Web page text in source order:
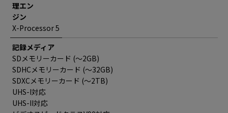
理エン
ジン
X-Processor 5
記録メディア
SDメモリーカード (～2GB)
SDHCメモリーカード (～32GB)
SDXCメモリーカード (～2TB)
UHS-I対応
UHS-II対応